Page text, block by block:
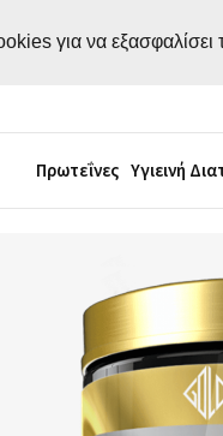
για να εξασφαλίσει
Πρωτεΐνες Υγιεινή